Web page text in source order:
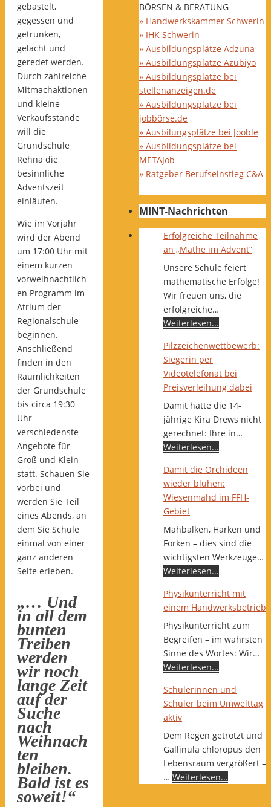
gebastelt,
gegessen und
getrunken,
gelacht und
geredet werden.
Durch zahlreiche
Mitmachaktionen
und kleine
Verkaufsstände
will die
Grundschule
Rehna die
besinnliche
Adventszeit
einläuten.
Wie im Vorjahr
wird der Abend
um 17:00 Uhr mit
einem kurzen
vorweihnachtlich
en Programm im
Atrium der
Regionalschule
beginnen.
Anschließend
finden in den
Räumlichkeiten
der Grundschule
bis circa 19:30
Uhr
verschiedenste
Angebote für
Groß und Klein
statt. Schauen Sie
vorbei und
werden Sie Teil
eines Abends, an
dem Sie Schule
einmal von einer
ganz anderen
Seite erleben.
„… Und
in all dem
bunten
Treiben
werden
wir noch
lange Zeit
auf der
Suche
nach
Weihnach
ten
bleiben.
Bald ist es
soweit!“
BÖRSEN & BERATUNG
» Handwerkskammer Schwerin
» IHK Schwerin
» Ausbildungsplätze Adzuna
» Ausbildungsplätze Azubiyo
» Ausbildungsplätze bei
stellenanzeigen.de
» Ausbildungsplätze bei
jobbörse.de
» Ausbilungsplätze bei Jooble
» Ausbildungsplätze bei
METAJob
» Ratgeber Berufseinstieg C&A
MINT-Nachrichten
Erfolgreiche Teilnahme
an „Mathe im Advent“
Unsere Schule feiert
mathematische Erfolge!
Wir freuen uns, die
erfolgreiche…
Weiterlesen...
Pilzzeichenwettbewerb:
Siegerin per
Videotelefonat bei
Preisverleihung dabei
Damit hätte die 14-
jährige Kira Drews nicht
gerechnet: Ihre in…
Weiterlesen...
Damit die Orchideen
wieder blühen:
Wiesenmahd im FFH-
Gebiet
Mähbalken, Harken und
Forken – dies sind die
wichtigsten Werkzeuge…
Weiterlesen...
Physikunterricht mit
einem Handwerksbetrieb
Physikunterricht zum
Begreifen – im wahrsten
Sinne des Wortes: Wir…
Weiterlesen...
Schülerinnen und
Schüler beim Umwelttag
aktiv
Dem Regen getrotzt und
Gallinula chloropus den
Lebensraum vergrößert –
… Weiterlesen...